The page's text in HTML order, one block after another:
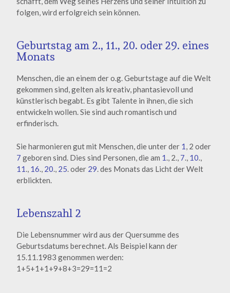
folgen, wird erfolgreich sein können.
Geburtstag am 2., 11., 20. oder 29. eines
Monats
Menschen, die an einem der o.g. Geburtstage auf die Welt
gekommen sind, gelten als kreativ, phantasievoll und
künstlerisch begabt. Es gibt Talente in ihnen, die sich
entwickeln wollen. Sie sind auch romantisch und
erfinderisch.
Sie harmonieren gut mit Menschen, die unter der 1, 2 oder
7 geboren sind. Dies sind Personen, die am 1., 2., 7., 10.,
11., 16., 20., 25. oder 29. des Monats das Licht der Welt
erblickten.
Lebenszahl 2
Die Lebensnummer wird aus der Quersumme des
Geburtsdatums berechnet. Als Beispiel kann der
15.11.1983 genommen werden:
1+5+1+1+9+8+3=29=11=2